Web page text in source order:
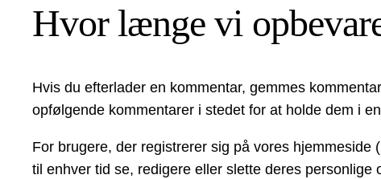
Hvor længe vi
Hvis du efterlader en kommentar, gemmes
opfølgende kommentarer i stedet for at holde dem i
For brugere, der registrerer sig på vores
til enhver tid se, redigere eller slette deres